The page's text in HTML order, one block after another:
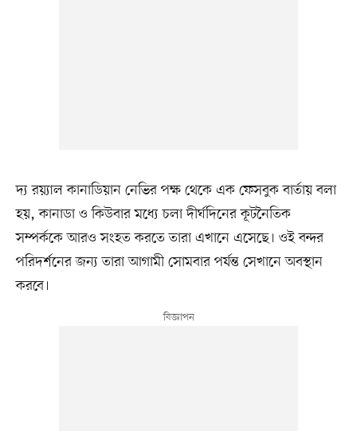
দ্য রয়্যাল কানাডিয়ান নেভির পক্ষ থেকে এক ফেসবুক বার্তায় বলা
হয়, কানাডা ও কিউবার মধ্যে চলা দীর্ঘদিনের কূটনৈতিক
সম্পর্ককে আরও সংহত করতে তারা এখানে এসেছে। ওই বন্দর
পরিদর্শনের জন্য তারা আগামী সোমবার পর্যন্ত সেখানে অবস্থান
করবে।